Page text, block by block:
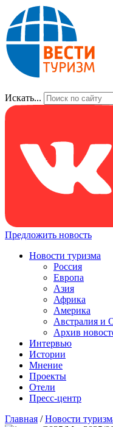
Искать...
Предложить новость
Новости туризма
Россия
Европа
Азия
Африка
Америка
Австралия и
Архив
Интервью
Истории
Мнение
Проекты
Отели
Пресс-центр
Главная /Новости